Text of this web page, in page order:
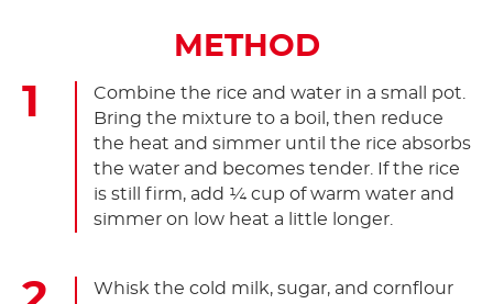
METHOD
Combine the rice and water in a small pot.
Bring the mixture to a boil, then reduce
the heat and simmer until the rice absorbs
the water and becomes tender. If the rice
is still firm, add ¼ cup of warm water and
simmer on low heat a little longer.
Whisk the cold milk, sugar, and cornflour